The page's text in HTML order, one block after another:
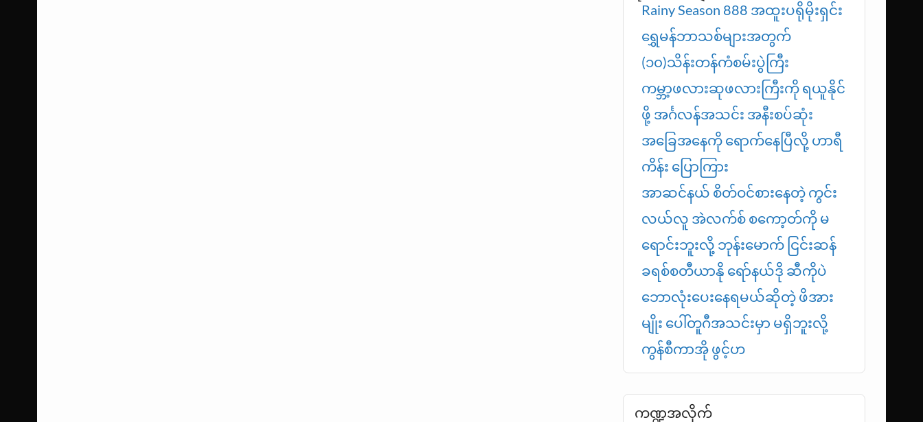
Rainy Season 888 အထူးပရိုမိုးရှင်း
ရွှေမန်ဘာသစ်များအတွက်
(၁၀)သိန်းတန်ကံစမ်းပွဲကြီး
ကမ္ဘာ့ဖလားဆုဖလားကြီးကို ရယူနိုင်
ဖို့ အင်္ဂလန်အသင်း အနီးစပ်ဆုံး
အခြေအနေကို ရောက်နေပြီလို့ ဟာရီ
ကိန်း ပြောကြား
အာဆင်နယ် စိတ်ဝင်စားနေတဲ့ ကွင်း
လယ်လူ အဲလက်စ် စကော့တ်ကို မ
ရောင်းဘူးလို့ ဘုန်းမောက် ငြင်းဆန်
ခရစ်စတီယာနို ရော်နယ်ဒို ဆီကိုပဲ
ဘောလုံးပေးနေရမယ်ဆိုတဲ့ ဖိအား
မျိုး ပေါ်တူဂီအသင်းမှာ မရှိဘူးလို့
ကွန်စီကာအို ဖွင့်ဟ
ကဏ္ဍအလိုက်